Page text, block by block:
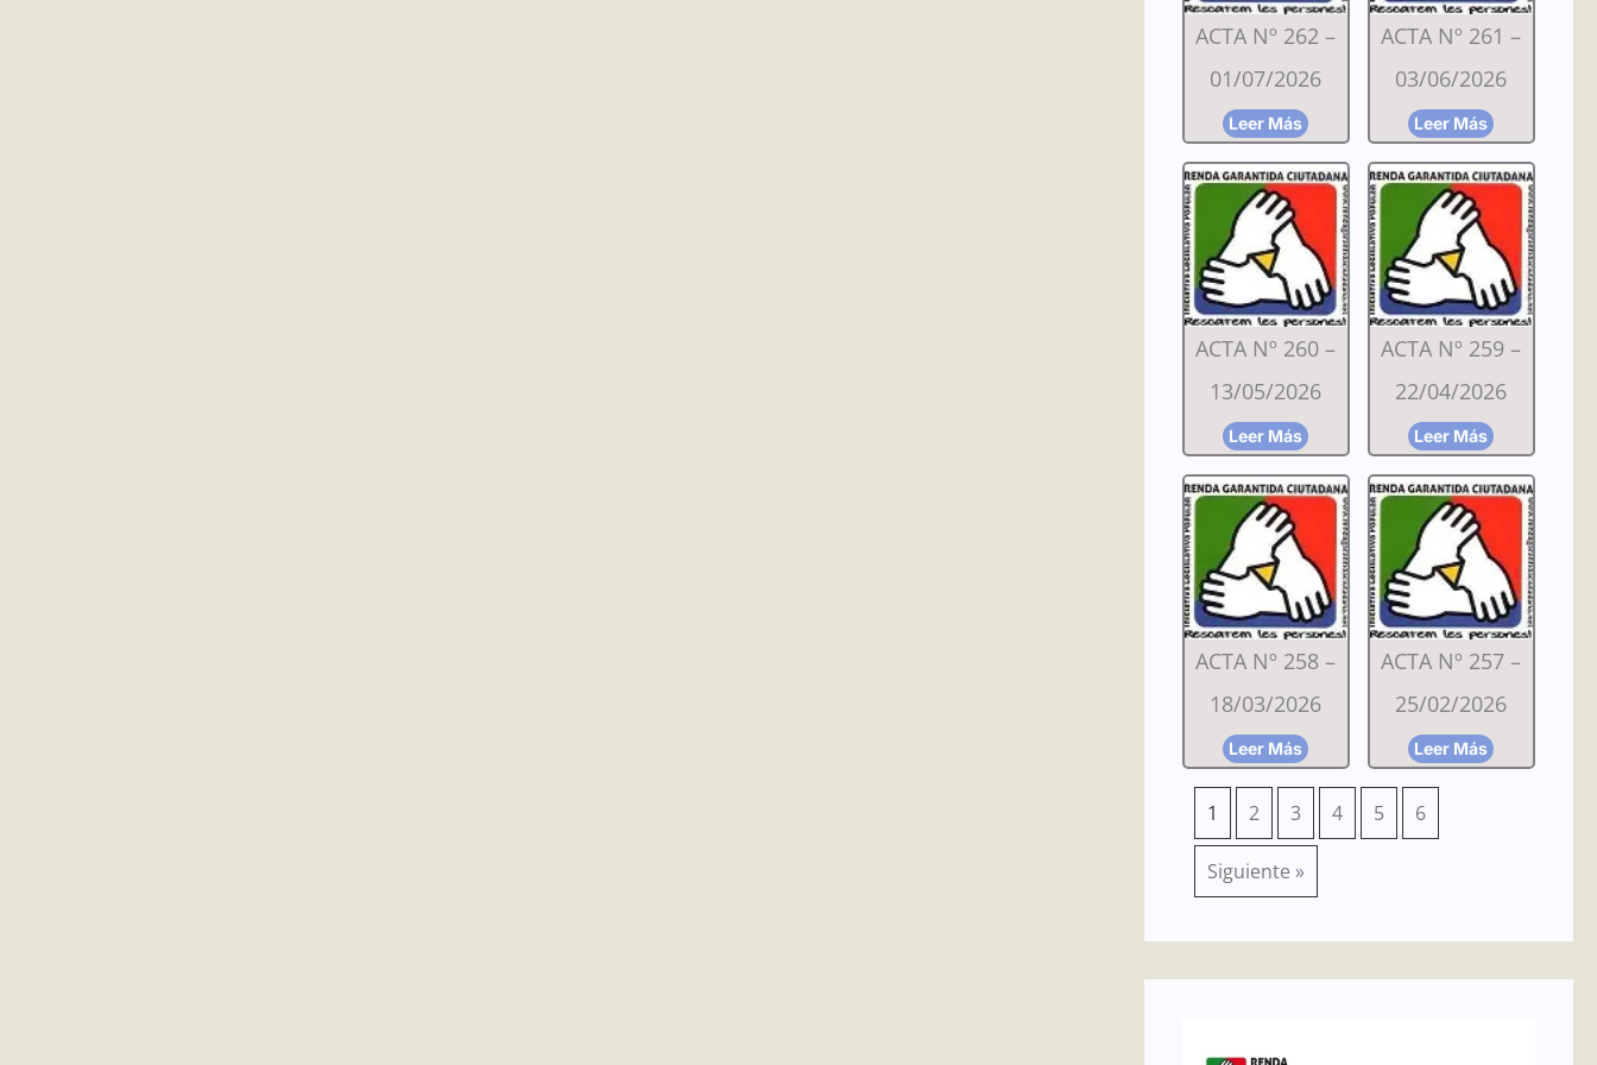
ACTA Nº 262 –
01/07/2026
Leer Más
ACTA Nº 261 –
03/06/2026
Leer Más
ACTA Nº 260 –
13/05/2026
Leer Más
ACTA Nº 259 –
22/04/2026
Leer Más
ACTA Nº 258 –
18/03/2026
Leer Más
ACTA Nº 257 –
25/02/2026
Leer Más
1 2 3 4 5 6
Siguiente »